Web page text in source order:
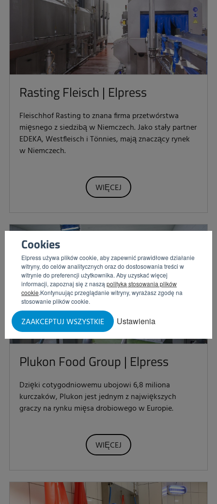
Cookies
Elpress używa plików cookie, aby zapewnić prawidłowe działanie
witryny, do celów analitycznych oraz do dostosowania treści w
witrynie do preferencji użytkownika. Aby uzyskać więcej
informacji, zapoznaj się z naszą polityką stosowania plików
cookie.Kontynuując przeglądanie witryny, wyrażasz zgodę na
stosowanie plików cookie.
Ustawienia
ZAAKCEPTUJ WSZYSTKIE
Rasting Fleisch | Elpress
Fleischhof Rasting to znana firma przetwórstwa
mięsnego z siedzibą w Niemczech. Jako stały partner
EDEKA, Westfleisch i Tönnies, mają znaczący rynek
w Niemczech.
WIĘCEJ
Plukon Food Group | Elpress
Dzięki cotygodniowemu ubojowi 6,8 miliona
kurczaków, Plukon jest jednym z największych
graczy na rynku mięsa drobiowego w Europie.
WIĘCEJ